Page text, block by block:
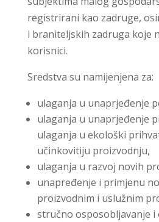
registrirani kao zadruge,
i braniteljskih zadruga koje
korisnici.
Sredstva su namijenjena za:
ulaganja u unaprjeđenje
ulaganja u unaprjeđenje
ulaganja u ekološki
učinkovitiju proizvodnju,
ulaganja u razvoj novih
unapređenje i primjenu
proizvodnim i uslužnim
stručno osposobljavanje i